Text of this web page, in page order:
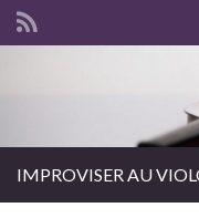
IMPROVISER AU